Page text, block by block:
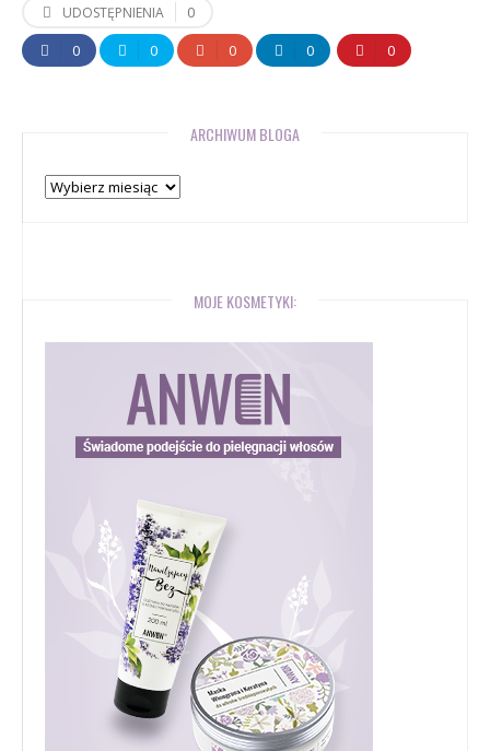
UDOSTĘPNIENIA
0
0
0 0 0 0
ARCHIWUM BLOGA
Archiwum
MOJE KOSMETYKI: